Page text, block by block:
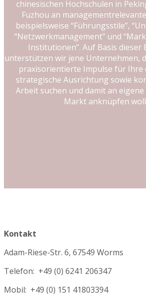
chinesischen Hochschulen in
Fuzhou an
beispielsweise “Führungsstile”,
“Netzwerkmanagement” und
Institutionen”. Auf Basis dieser
unterstützen wir jene Unternehmen,
praxisorientierte Impulse für Ihre
strategische Ausrichtung sowie
Arbeit suchen und damit an
Markt anknüpfen
Kontakt
Adam-Riese-Str. 6, 67549 Worms
Telefon: +49 (0) 6241 206347
Mobil: +49 (0) 151 41803394